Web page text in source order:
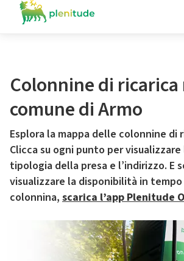
Colonnine di ricarica
comune di Armo
Esplora la mappa delle colonnine di
Clicca su ogni punto per
tipologia della presa e l’indirizzo. E
visualizzare la disponibilità in
colonnina, scarica l’app Plenitude